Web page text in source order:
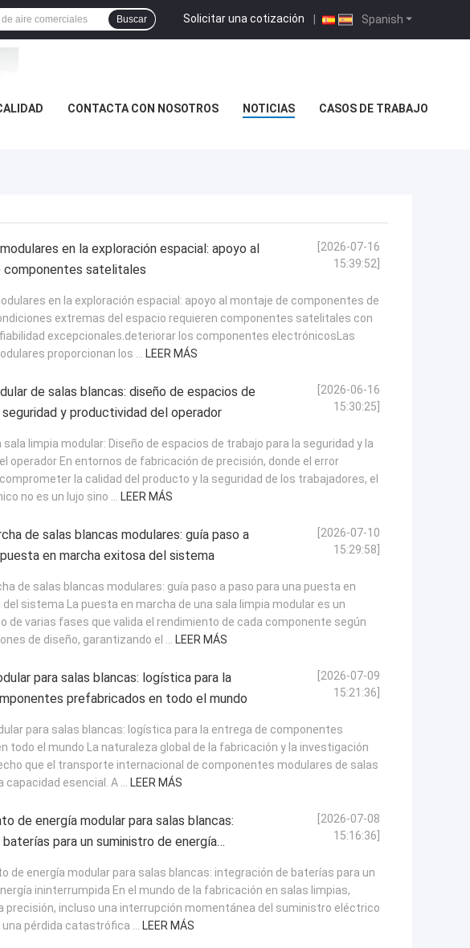
Spanish
Solicitar una cotización |
Buscar
CONTACTA CON NOSOTROS NOTICIAS CASOS DE TRABAJO
en la exploración espacial: apoyo al
componentes satelitales
[2026-07-16
15:39:52]
en la exploración espacial: apoyo al montaje de componentes de
extremas del espacio requieren componentes satelitales con
excepcionales.deteriorar los componentes electrónicosLas
proporcionan los ... LEER MÁS
de salas blancas: diseño de espacios de
y productividad del operador
[2026-06-16
15:30:25]
sala limpia modular: Diseño de espacios de trabajo para la seguridad y la
operador En entornos de fabricación de precisión, donde el error
la calidad del producto y la seguridad de los trabajadores, el
no es un lujo sino ... LEER MÁS
de salas blancas modulares: guía paso a
en marcha exitosa del sistema
[2026-07-10
15:29:58]
de salas blancas modulares: guía paso a paso para una puesta en
sistema La puesta en marcha de una sala limpia modular es un
de varias fases que valida el rendimiento de cada componente según
de diseño, garantizando el ... LEER MÁS
para salas blancas: logística para la
prefabricados en todo el mundo
[2026-07-09
15:21:36]
para salas blancas: logística para la entrega de componentes
todo el mundo La naturaleza global de la fabricación y la investigación
que el transporte internacional de componentes modulares de salas
capacidad esencial. A ... LEER MÁS
de energía modular para salas blancas:
para un suministro de energía
[2026-07-08
15:16:36]
de energía modular para salas blancas: integración de baterías para un
ininterrumpida En el mundo de la fabricación en salas limpias,
precisión, incluso una interrupción momentánea del suministro eléctrico
pérdida catastrófica ... LEER MÁS